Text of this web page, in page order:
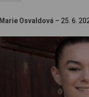
Marie Osvaldová – 25. 6.